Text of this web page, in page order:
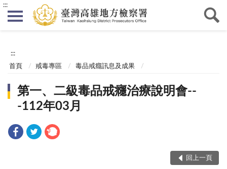
:::
:::
首頁 戒毒專區 毒品戒癮訊息及成果
第一、二級毒品戒癮治療說明會--
-112年03月
回上一頁